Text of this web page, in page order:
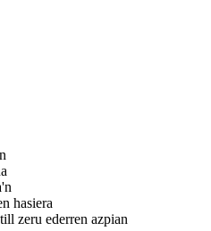
hasiera
zeru ederren azpian